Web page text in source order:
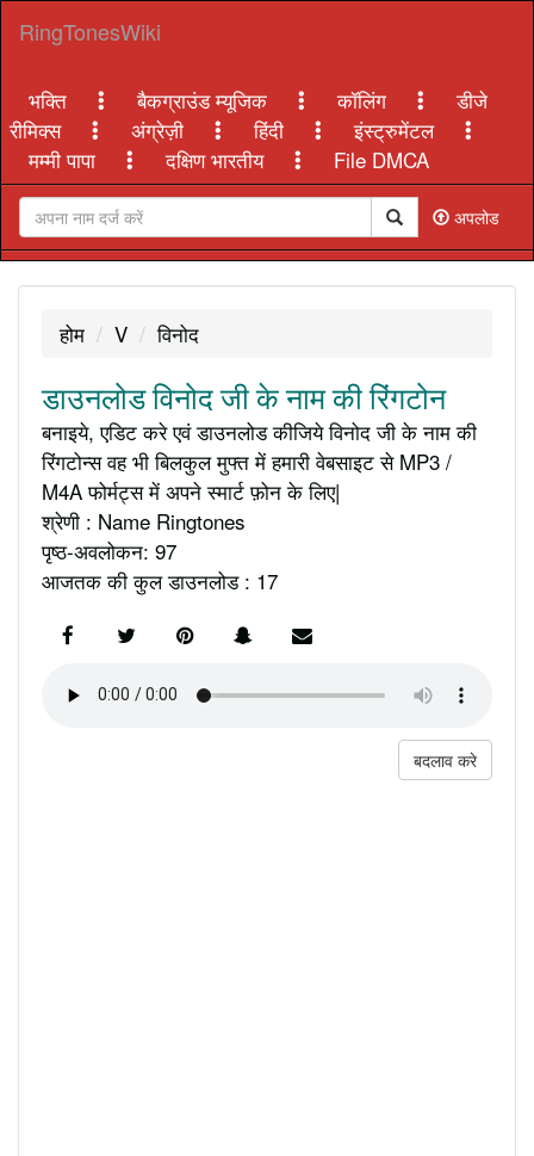
RingTonesWiki
भक्ति बैकग्राउंड म्यूजिक कॉलिंग
डीजे
रीमिक्स
अंग्रेज़ी हिंदी
इंस्ट्रुमेंटल
मम्मी पापा
दक्षिण भारतीय File DMCA
अपलोड
होम V विनोद
डाउनलोड विनोद जी के नाम की रिंगटोन
बनाइये, एडिट करे एवं डाउनलोड कीजिये विनोद जी के नाम की
रिंगटोन्स वह भी बिलकुल मुफ्त में हमारी वेबसाइट से MP3 /
M4A फोर्मट्स में अपने स्मार्ट फ़ोन के लिए|
श्रेणी : Name Ringtones
पृष्ठ-अवलोकन: 97
आजतक की कुल डाउनलोड : 17
बदलाव करे